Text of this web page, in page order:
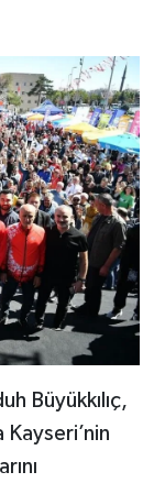
Büyükkılıç,
Kayseri’nin